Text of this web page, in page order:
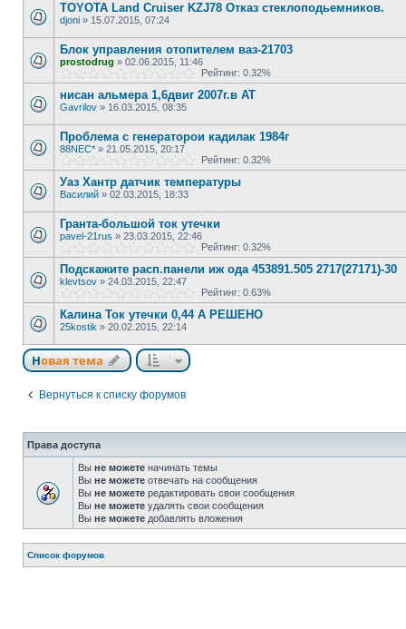
TOYOTA Land Cruiser KZJ78 Отказ стеклоподьемников.
djoni » 15.07.2015, 07:24
Блок управления отопителем ваз-21703
prostodrug » 02.06.2015, 11:46
Рейтинг: 0.32%
нисан альмера 1,6двиг 2007г.в AT
Gavrilov » 16.03.2015, 08:35
Проблема с генераторои кадилак 1984г
88NEC* » 21.05.2015, 20:17
Рейтинг: 0.32%
Уаз Хантр датчик температуры
Василий » 02.03.2015, 18:33
Гранта-большой ток утечки
pavel-21rus » 23.03.2015, 22:46
Рейтинг: 0.32%
Подскажите расп.панели иж ода 453891.505 2717(27171)-30
klevtsov » 24.03.2015, 22:47
Рейтинг: 0.63%
Калина Ток утечки 0,44 А РЕШЕНО
25kostik » 20.02.2015, 22:14
Новая тема
Вернуться к списку форумов
Права доступа
Вы не можете начинать темы
Вы не можете отвечать на сообщения
Вы не можете редактировать свои сообщения
Вы не можете удалять свои сообщения
Вы не можете добавлять вложения
Список форумов